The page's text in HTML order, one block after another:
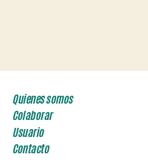
Quienes somos
Colaborar
Usuario
Contacto